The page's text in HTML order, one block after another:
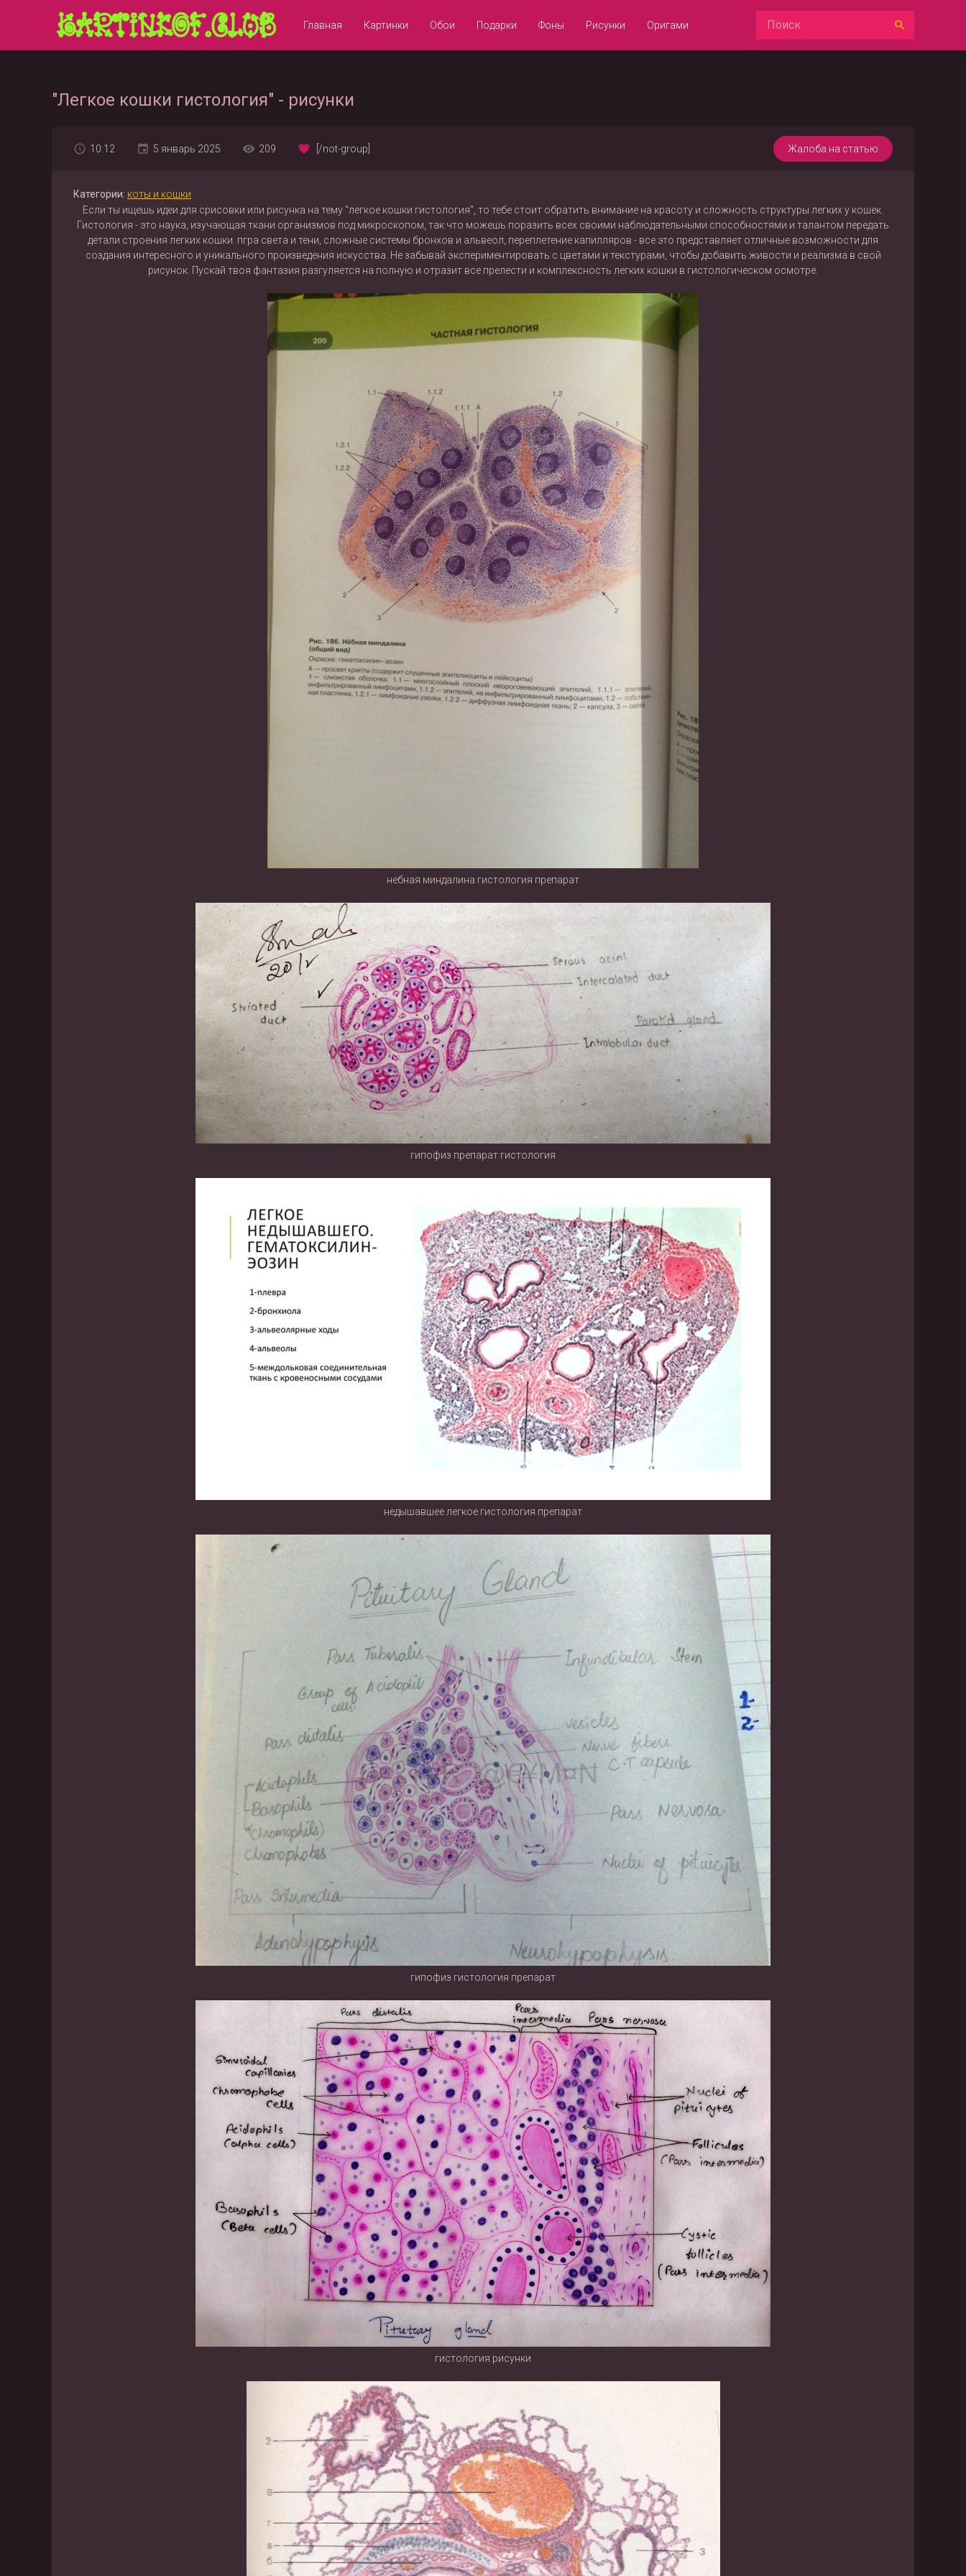
Главная Картинки Обои Подарки Фоны Рисунки Оригами
"Легкое кошки гистология" - рисунки
Жалоба на статью
10:12 5 январь 2025 209 [/not-group]
Категории: коты и кошки
Если ты ищешь идеи для срисовки или рисунка на тему "легкое кошки гистология", то тебе стоит обратить внимание на красоту и сложность структуры легких у кошек.
Гистология - это наука, изучающая ткани организмов под микроскопом, так что можешь поразить всех своими наблюдательными способностями и талантом передать
детали строения легких кошки. пгра света и тени, сложные системы бронхов и альвеол, переплетение капилляров - все это представляет отличные возможности для
создания интересного и уникального произведения искусства. Не забывай экспериментировать с цветами и текстурами, чтобы добавить живости и реализма в свой
рисунок. Пускай твоя фантазия разгуляется на полную и отразит все прелести и комплексность легких кошки в гистологическом осмотре.
небная миндалина гистология препарат
гипофиз препарат гистология
недышавшее легкое гистология препарат
гипофиз гистология препарат
гистология рисунки